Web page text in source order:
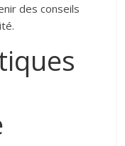
des conseils